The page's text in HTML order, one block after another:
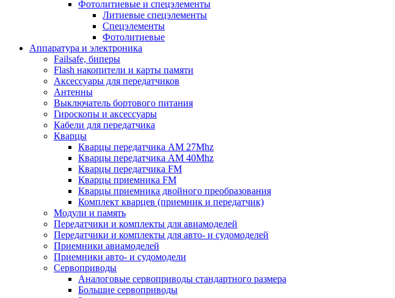
Фотолитиевые и спецэлементы
Литиевые спецэлементы
Спецэлементы
Фотолитиевые
Аппаратура и электроника
Failsafe, биперы
Flash накопители и карты памяти
Аксессуары для передатчиков
Антенны
Выключатель бортового питания
Гироскопы и аксессуары
Кабели для передатчика
Кварцы
Кварцы передатчика AM 27Mhz
Кварцы передатчика AM 40Mhz
Кварцы передатчика FM
Кварцы приемника FM
Кварцы приемника двойного преобразования
Комплект кварцев (приемник и передатчик)
Модули и память
Передатчики и комплекты для авиамоделей
Передатчики и комплекты для авто- и судомоделей
Приемники авиамоделей
Приемники авто- и судомодели
Сервоприводы
Аналоговые сервоприводы стандартного размера
Большие сервоприводы